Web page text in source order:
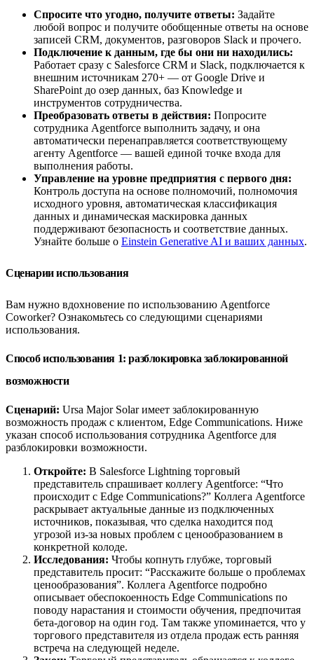
Спросите что угодно, получите ответы: Задайте
любой вопрос и получите обобщенные ответы на основе
записей CRM, документов, разговоров Slack и прочего.
Подключение к данным, где бы они ни находились:
Работает сразу с Salesforce CRM и Slack, подключается к
внешним источникам 270+ — от Google Drive и
SharePoint до озер данных, баз Knowledge и
инструментов сотрудничества.
Преобразовать ответы в действия: Попросите
сотрудника Agentforce выполнить задачу, и она
автоматически перенаправляется соответствующему
агенту Agentforce — вашей единой точке входа для
выполнения работы.
Управление на уровне предприятия с первого дня:
Контроль доступа на основе полномочий, полномочия
исходного уровня, автоматическая классификация
данных и динамическая маскировка данных
поддерживают безопасность и соответствие данных.
Узнайте больше о Einstein Generative AI и ваших данных.
Сценарии использования
Вам нужно вдохновение по использованию Agentforce
Coworker? Ознакомьтесь со следующими сценариями
использования.
Способ использования 1: разблокировка заблокированной
возможности
Сценарий: Ursa Major Solar имеет заблокированную
возможность продаж с клиентом, Edge Communications. Ниже
указан способ использования сотрудника Agentforce для
разблокировки возможности.
Откройте: В Salesforce Lightning торговый
представитель спрашивает коллегу Agentforce: “Что
происходит с Edge Communications?” Коллега Agentforce
раскрывает актуальные данные из подключенных
источников, показывая, что сделка находится под
угрозой из-за новых проблем с ценообразованием в
конкретной колоде.
Исследования: Чтобы копнуть глубже, торговый
представитель просит: “Расскажите больше о проблемах
ценообразования”. Коллега Agentforce подробно
описывает обеспокоенность Edge Communications по
поводу нарастания и стоимости обучения, предпочитая
бета-договор на один год. Там также упоминается, что у
торгового представителя из отдела продаж есть ранняя
встреча на следующей неделе.